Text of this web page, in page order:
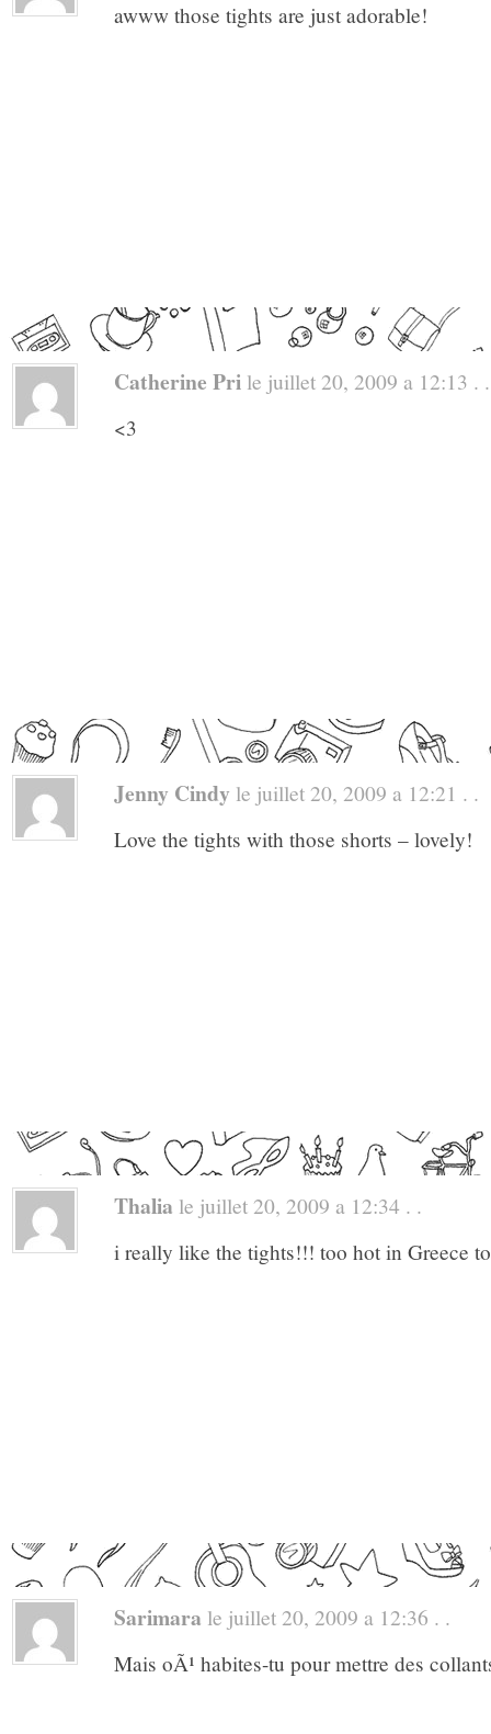
awww those tights are just adorable!
Catherine Pri le juillet 20, 2009 a 12:13 . .
<3
Jenny Cindy le juillet 20, 2009 a 12:21 . .
Love the tights with those shorts – lovely!
Thalia le juillet 20, 2009 a 12:34 . .
i really like the tights!!! too hot in Greece
Sarimara le juillet 20, 2009 a 12:36 . .
Mais oÃ¹ habites-tu pour mettre des